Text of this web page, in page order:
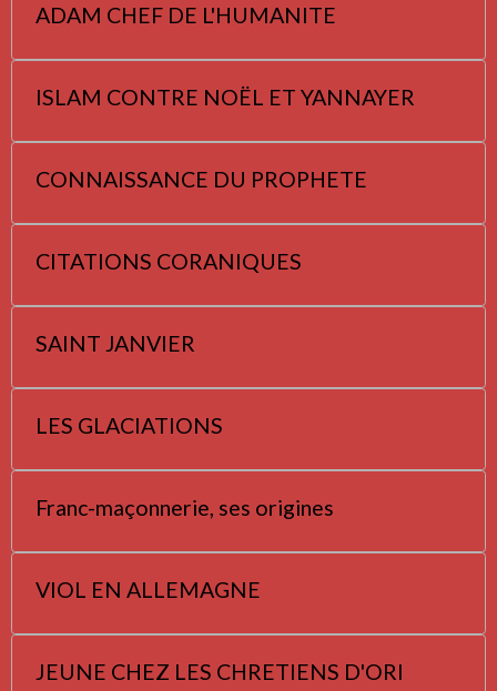
ADAM CHEF DE L'HUMANITE
ISLAM CONTRE NOËL ET YANNAYER
CONNAISSANCE DU PROPHETE
CITATIONS CORANIQUES
SAINT JANVIER
LES GLACIATIONS
Franc-maçonnerie, ses origines
VIOL EN ALLEMAGNE
JEUNE CHEZ LES CHRETIENS D'ORI